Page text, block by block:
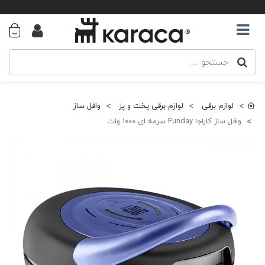
لوازم برقی لوازم برقی پخت و پز
وافل ساز
وافل ساز کاراجا Funday سرمه ای 1000 وات